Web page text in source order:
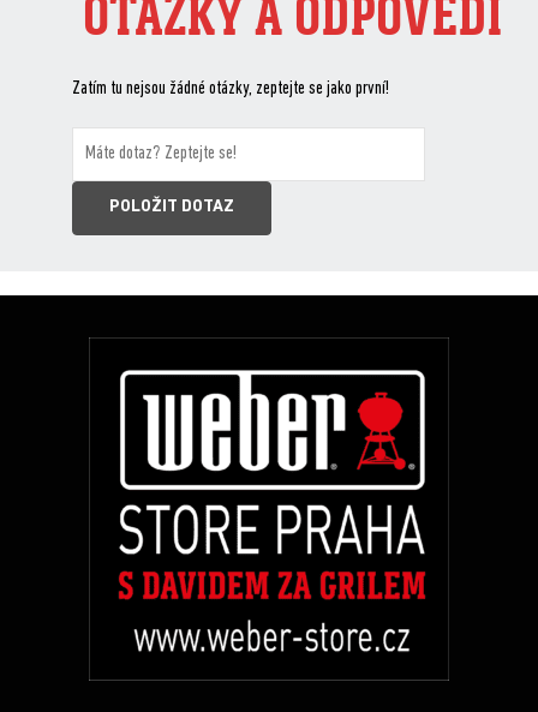
OTÁZKY A ODPOVĚDI
Zatím tu nejsou žádné otázky, zeptejte se jako první!